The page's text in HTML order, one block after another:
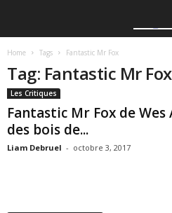
Home Tags Fantastic Mr Fox
Tag: Fantastic Mr Fox
Les Critiques
Fantastic Mr Fox de
des bois de...
Liam Debruel - octobre 3, 2017